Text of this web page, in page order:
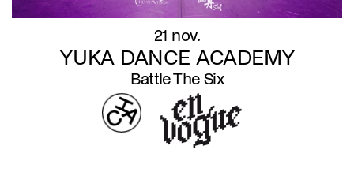
21 nov.
YUKA DANCE ACADEMY
Battle The Six